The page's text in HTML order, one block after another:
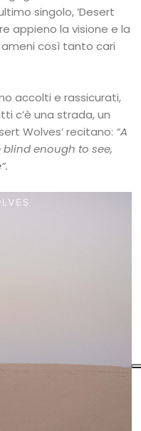
singolo, ‘Desert
appieno la visione e la
così tanto cari
accolti e rassicurati,
c’è una strada, un
Wolves’ recitano: “A
enough to see,